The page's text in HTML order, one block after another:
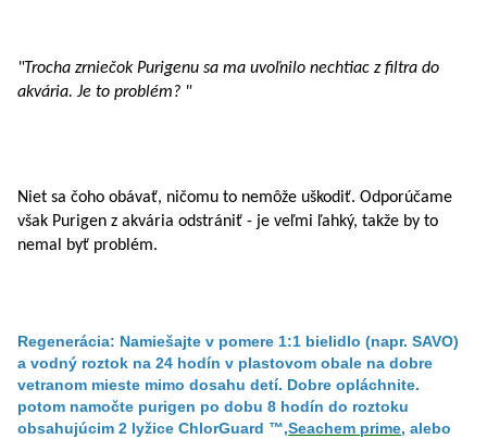
"Trocha zrniečok Purigenu sa ma uvoľnilo nechtiac z filtra do
akvária. Je to problém? "
Niet sa čoho obávať, ničomu to nemôže uškodiť. Odporúčame
však Purigen z akvária odstrániť - je veľmi ľahký, takže by to
nemal byť problém.
Regenerácia: Namiešajte v pomere 1:1 bielidlo (napr. SAVO)
a vodný roztok na 24 hodín v plastovom obale na dobre
vetranom mieste mimo dosahu detí. Dobre opláchnite.
potom namočte purigen po dobu 8 hodín do roztoku
obsahujúcim 2 lyžice ChlorGuard ™,Seachem prime, alebo